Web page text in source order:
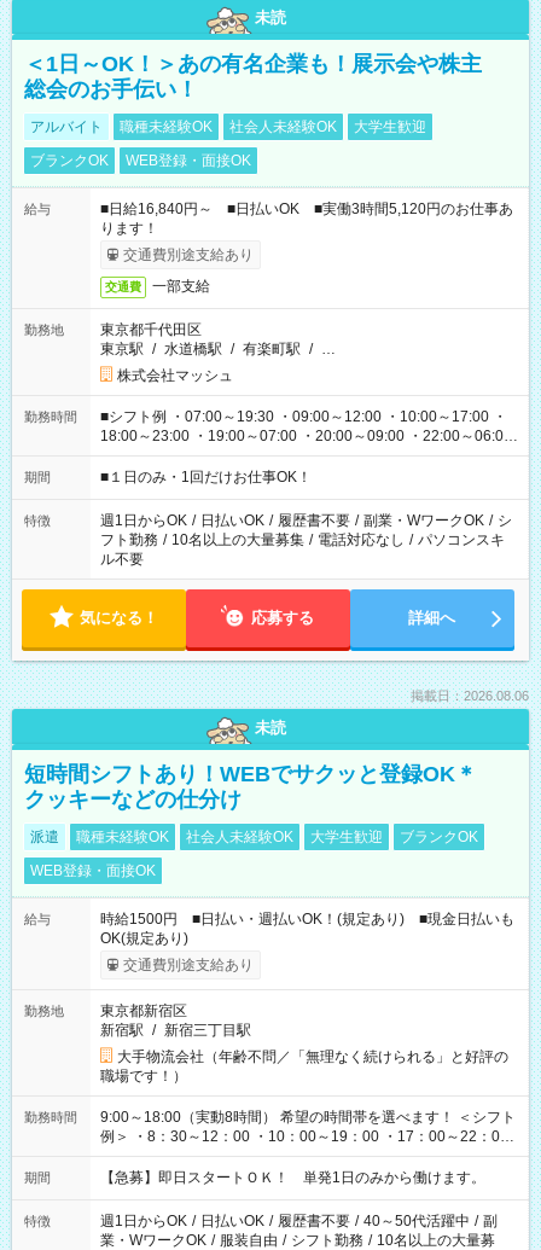
未読
＜1日～OK！＞あの有名企業も！展示会や株主
総会のお手伝い！
アルバイト 職種未経験OK 社会人未経験OK
大学生歓迎
ブランクOK
WEB登録・面接OK
給与
■日給16,840円～ ■日払いOK ■実働3時間5,120円のお仕事あ
ります！
交通費別途支給あり
交通費 一部支給
勤務地
東京都千代田区
東京駅 / 水道橋駅 / 有楽町駅 / …
株式会社マッシュ
勤務時間
■シフト例 ・07:00～19:30 ・09:00～12:00 ・10:00～17:00 ・
18:00～23:00 ・19:00～07:00 ・20:00～09:00 ・22:00～06:00
etc ★最短で3時間で5,120円のお仕事から 15時間で2万円近く稼
げるお仕事も！ ご希望のお時間に合わせてご紹介！ ※シフトは
ください！
期間 ■１日のみ・1回だけお仕事OK！
特徴 週1日からOK / 日払いOK / 履歴書不要 / 副業・WワークOK / シ
フト勤務 / 10名以上の大量募集 / 電話対応なし / パソコンスキ
ル不要
気になる！ 応募する 詳細へ
掲載日：2026.08.06
未読
短時間シフトあり！WEBでサクッと登録OK＊
クッキーなどの仕分け
派遣 職種未経験OK 社会人未経験OK 大学生歓迎
ブランクOK
WEB登録・面接OK
給与
時給1500円 ■日払い・週払いOK！(規定あり) ■現金日払いも
OK(規定あり)
交通費別途支給あり
勤務地
東京都新宿区
新宿駅 / 新宿三丁目駅
大手物流会社（年齢不問／「無理なく続けられる」と好評の
職場です！）
勤務時間
9:00～18:00（実動8時間） 希望の時間帯を選べます！ ＜シフト
例＞ ・8：30～12：00 ・10：00～19：00 ・17：00～22：00
・13：00～22：00 ・22：00～翌6：00 など
期間 【急募】即日スタートＯＫ！ 単発1日のみから働けます。
特徴 週1日からOK / 日払いOK / 履歴書不要 / 40～50代活躍中 / 副
業・WワークOK / 服装自由 / シフト勤務 / 10名以上の大量募